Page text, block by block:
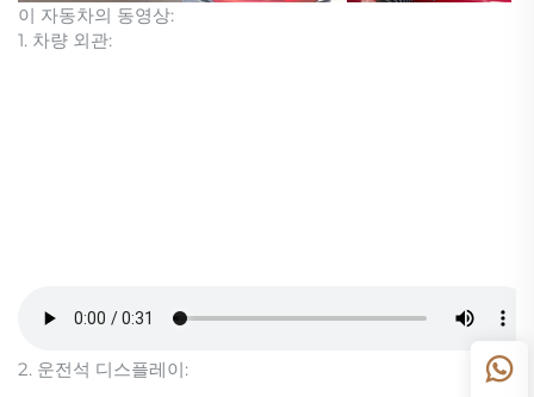
이 자동차의 동영상:
1. 차량 외관:
2. 운전석 디스플레이: